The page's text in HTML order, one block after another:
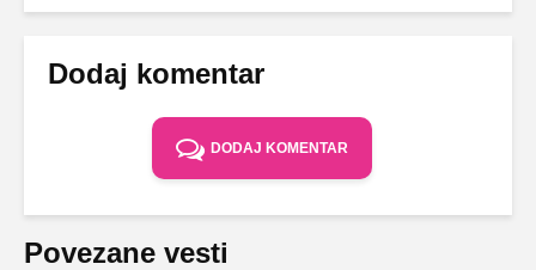
Dodaj komentar
DODAJ KOMENTAR
Povezane vesti